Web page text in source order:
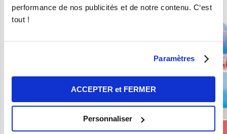
performance de nos publicités et de notre contenu. C‘est
tout !
Paramètres
ACCEPTER et FERMER
Personnaliser
Craquez pour vos 8 Nouvelles Box pour 9,90€ seulement !